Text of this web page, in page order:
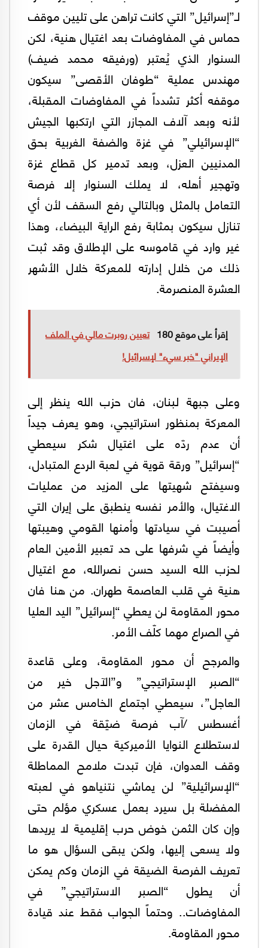
لـ”إسرائيل” التي كانت تراهن على تليين موقف
حماس في المفاوضات بعد اغتيال هنية، لكن
السنوار الذي يُعتبر (ورفيقه محمد ضيف)
مهندس عملية “طوفان الأقصى” سيكون
موقفه أكثر تشدداً في المفاوضات المقبلة،
لأنه وبعد آلاف المجازر التي ارتكبها الجيش
“الإسرائيلي” في غزة والضفة الغربية بحق
المدنيين العزل، وبعد تدمير كل قطاع غزة
وتهجير أهله، لا يملك السنوار إلا فرصة
التعامل بالمثل وبالتالي رفع السقف لأن أي
تنازل سيكون بمثابة رفع الراية البيضاء، وهذا
غير وارد في قاموسه على الإطلاق وقد ثبت
ذلك من خلال إدارته للمعركة خلال الأشهر
العشرة المنصرمة.
إقرأ على موقع 180
تعيين روبرت مالي في الملف
الإيراني "خبر سيء" لإسرائيل!
وعلى جبهة لبنان، فان حزب الله ينظر إلى
المعركة بمنظور استراتيجي، وهو يعرف جيداً
أن عدم ردّه على اغتيال شكر سيعطي
“إسرائيل” ورقة قوية في لعبة الردع المتبادل،
وسيفتح شهيتها على المزيد من عمليات
الاغتيال، والأمر نفسه ينطبق على إيران التي
أصيبت في سيادتها وأمنها القومي وهيبتها
وأيضاً في شرفها على حد تعبير الأمين العام
لحزب الله السيد حسن نصرالله، مع اغتيال
هنية في قلب العاصمة طهران. من هنا فان
محور المقاومة لن يعطي “إسرائيل” اليد العليا
في الصراع مهما كلّف الأمر.
والمرجح أن محور المقاومة، وعلى قاعدة
“الصبر الإستراتيجي” و”الآجل خير من
العاجل”، سيعطي اجتماع الخامس عشر من
أغسطس /آب فرصة ضيّقة في الزمان
لاستطلاع النوايا الأميركية حيال القدرة على
وقف العدوان، فإن تبدت ملامح المماطلة
“الإسرائيلية” لن يماشي نتنياهو في لعبته
المفضلة بل سيرد بعمل عسكري مؤلم حتى
وإن كان الثمن خوض حرب إقليمية لا يريدها
ولا يسعى إليها، ولكن يبقى السؤال هو ما
تعريف الفرصة الضيقة في الزمان وكم يمكن
أن يطول “الصبر الاستراتيجي” في
المفاوضات.. وحتماً الجواب فقط عند قيادة
محور المقاومة.